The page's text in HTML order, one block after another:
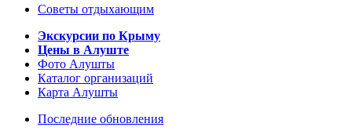
Советы отдыхающим
Экскурсии по Крыму
Цены в Алуште
Фото Алушты
Каталог организаций
Карта Алушты
Последние обновления